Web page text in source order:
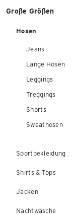
Große Größen
Hosen
Jeans
Lange Hosen
Leggings
Treggings
Shorts
Sweathosen
Sportbekleidung
Shirts & Tops
Jacken
Nachtwäsche